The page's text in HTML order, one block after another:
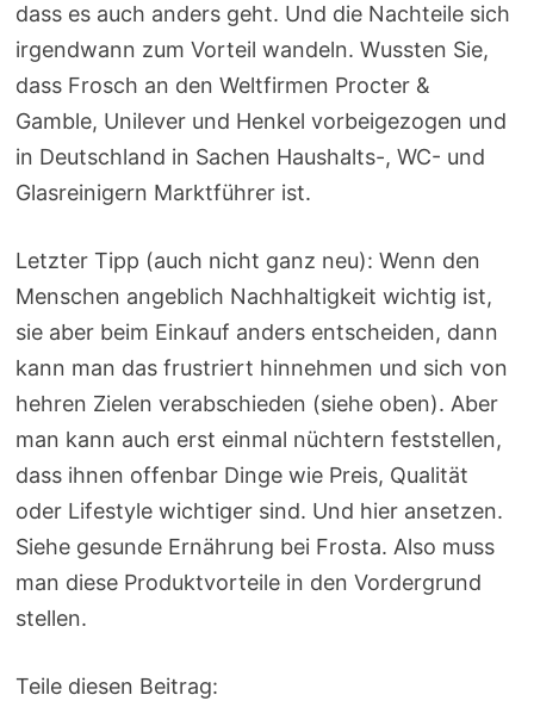
dass es auch anders geht. Und die Nachteile sich
irgendwann zum Vorteil wandeln. Wussten Sie,
dass Frosch an den Weltfirmen Procter &
Gamble, Unilever und Henkel vorbeigezogen und
in Deutschland in Sachen Haushalts-, WC- und
Glasreinigern Marktführer ist.
Letzter Tipp (auch nicht ganz neu): Wenn den
Menschen angeblich Nachhaltigkeit wichtig ist,
sie aber beim Einkauf anders entscheiden, dann
kann man das frustriert hinnehmen und sich von
hehren Zielen verabschieden (siehe oben). Aber
man kann auch erst einmal nüchtern feststellen,
dass ihnen offenbar Dinge wie Preis, Qualität
oder Lifestyle wichtiger sind. Und hier ansetzen.
Siehe gesunde Ernährung bei Frosta. Also muss
man diese Produktvorteile in den Vordergrund
stellen.
Teile diesen Beitrag: